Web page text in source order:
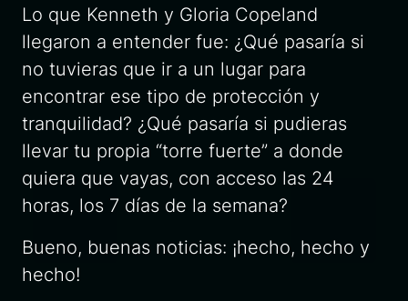
Lo que Kenneth y Gloria Copeland
llegaron a entender fue: ¿Qué pasaría si
no tuvieras que ir a un lugar para
encontrar ese tipo de protección y
tranquilidad? ¿Qué pasaría si pudieras
llevar tu propia “torre fuerte” a donde
quiera que vayas, con acceso las 24
horas, los 7 días de la semana?
Bueno, buenas noticias: ¡hecho, hecho y
hecho!